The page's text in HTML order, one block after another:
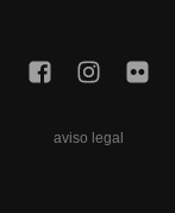
aviso legal